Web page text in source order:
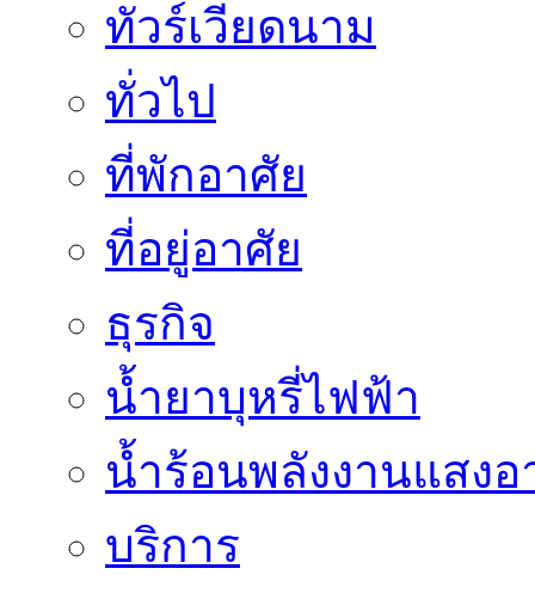
ทัวร์เวียดนาม
ทั่วไป
ที่พักอาศัย
ที่อยู่อาศัย
ธุรกิจ
น้ำยาบุหรี่ไฟฟ้า
น้ำร้อนพลังงานแสง
บริการ